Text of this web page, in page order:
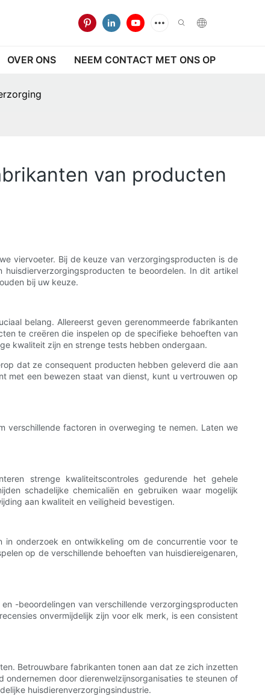
OVER ONS NEEM CONTACT MET ONS OP
van producten
viervoeter. Bij de keuze van verzorgingsproducten is de
te beoordelen. In dit artikel
bij uw keuze.
belang. Allereerst geven gerenommeerde fabrikanten
te creëren die inspelen op de specifieke behoeften van
kwaliteit zijn en strenge tests hebben ondergaan.
dat ze consequent producten hebben geleverd die aan
met een bewezen staat van dienst, kunt u vertrouwen op
verschillende factoren in overweging te nemen. Laten we
strenge kwaliteitscontroles gedurende het gehele
schadelijke chemicaliën en gebruiken waar mogelijk
aan kwaliteit en veiligheid bevestigen.
onderzoek en ontwikkeling om de concurrentie voor te
op de verschillende behoeften van huisdiereigenaren,
-beoordelingen van verschillende verzorgingsproducten
onvermijdelijk zijn voor elk merk, is een consistent
Betrouwbare fabrikanten tonen aan dat ze zich inzetten
door dierenwelzijnsorganisaties te steunen of
huisdierenverzorgingsindustrie.